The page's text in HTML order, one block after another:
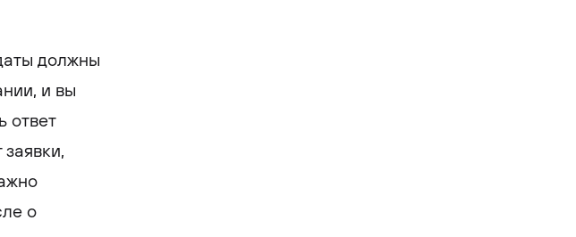
должны
и вы
ответ
о